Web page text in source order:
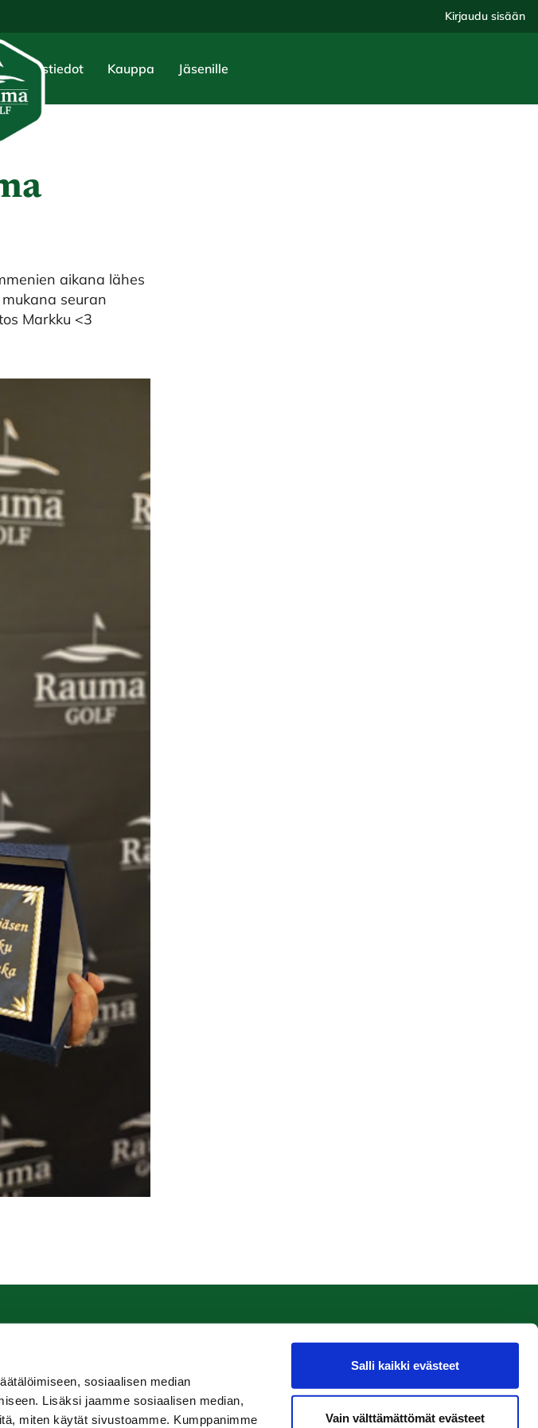
sosiaalisen median
Lisäksi jaamme sosiaalisen median,
miten käytät sivustoamme. Kumppanimme
Salli kaikki evästeet
Vain välttämättömät evästeet
Kirjaudu sisään
Yhteystiedot Kauppa Jäsenille
aikana lähes
seuran
Markku <3